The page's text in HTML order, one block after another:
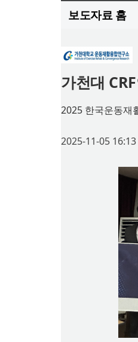
보도자료 홈
가천대
2025 한국운동재
2025-11-05 16:13